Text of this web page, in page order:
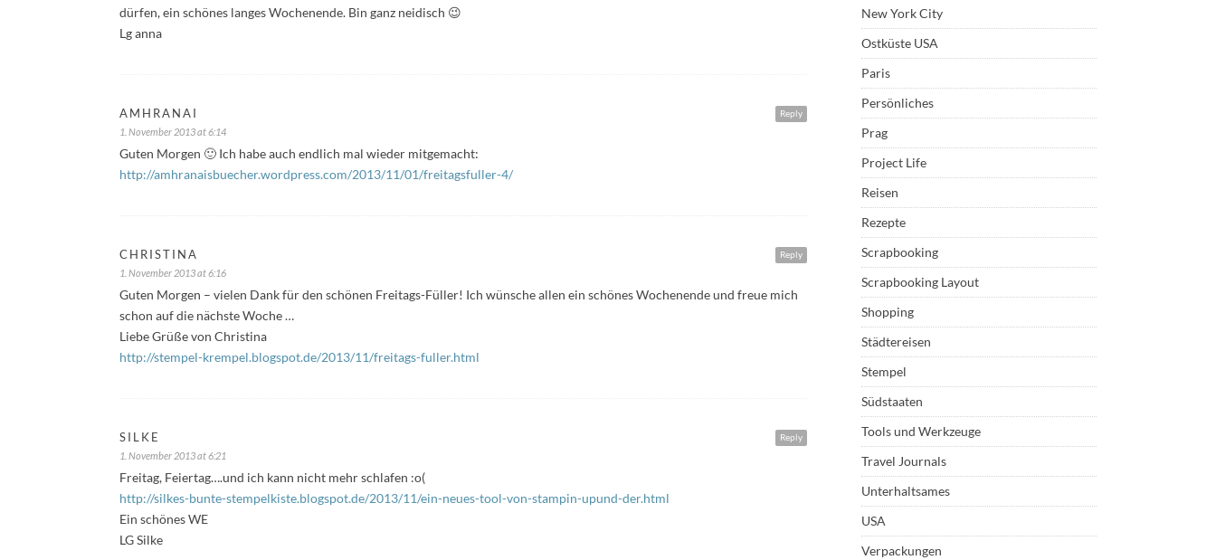
dürfen, ein schönes langes Wochenende. Bin ganz neidisch 😉
Lg anna
Reply
AMHRANAI
1. November 2013 at 6:14
Guten Morgen 🙂 Ich habe auch endlich mal wieder mitgemacht:
http://amhranaisbuecher.wordpress.com/2013/11/01/freitagsfuller-4/
Reply
CHRISTINA
1. November 2013 at 6:16
Guten Morgen – vielen Dank für den schönen Freitags-Füller! Ich wünsche allen ein schönes Wochenende und freue mich
schon auf die nächste Woche …
Liebe Grüße von Christina
http://stempel-krempel.blogspot.de/2013/11/freitags-fuller.html
Reply
SILKE
1. November 2013 at 6:21
Freitag, Feiertag….und ich kann nicht mehr schlafen :o(
http://silkes-bunte-stempelkiste.blogspot.de/2013/11/ein-neues-tool-von-stampin-upund-der.html
Ein schönes WE
LG Silke
New York City
Ostküste USA
Paris
Persönliches
Prag
Project Life
Reisen
Rezepte
Scrapbooking
Scrapbooking Layout
Shopping
Städtereisen
Stempel
Südstaaten
Tools und Werkzeuge
Travel Journals
Unterhaltsames
USA
Verpackungen